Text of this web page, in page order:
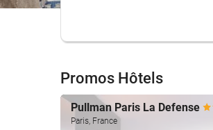
Promos Hôtels
Pullman Paris La Defense
Paris, France